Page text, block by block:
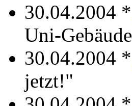
30.04.2004 *
Uni-Gebäude
30.04.2004 *
jetzt!"